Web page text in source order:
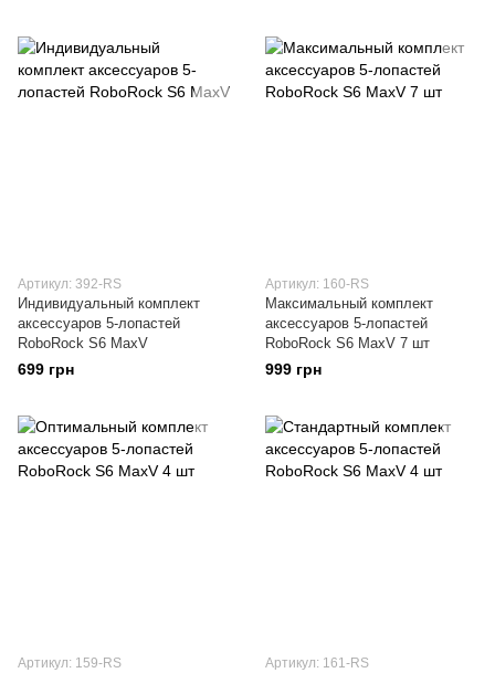
Артикул: 392-RS
Индивидуальный комплект
аксессуаров 5-лопастей
RoboRock S6 MaxV
699 грн
Артикул: 160-RS
Максимальный комплект
аксессуаров 5-лопастей
RoboRock S6 MaxV 7 шт
999 грн
Артикул: 159-RS Артикул: 161-RS